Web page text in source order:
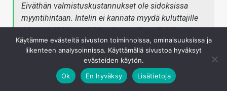
Eiväthän valmistuskustannukset ole sidoksissa
myyntihintaan. Intelin ei kannata myydä kuluttajille
16-ytimisiä härveleitä, koska se vähentäisi Xeonien
menekkiä.
Lisäksi pelaajalle tärkein ominaisuus prossussa on
single core nopeus kun suurin osa peleistä ei
Käytämme evästeitä sivuston toiminnoissa, ominaisuuksissa ja
liikenteen analysoinnissa. Käyttämällä sivustoa hyväksyt
evästeiden käytön.
Ok
En hyväksy Lisätietoja